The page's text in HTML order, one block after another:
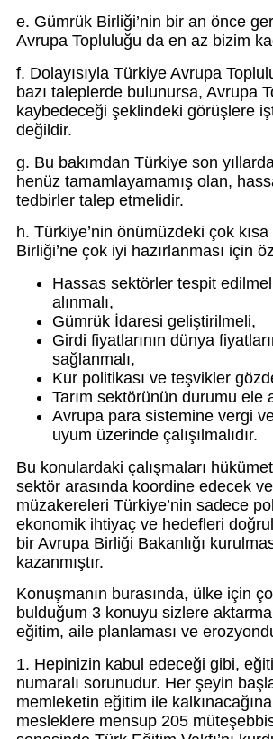
e. Gümrük Birliği’nin bir an önce
Avrupa Topluluğu da en az bizim
f. Dolayısıyla Türkiye Avrupa
bazı taleplerde bulunursa, Avrupa
kaybedeceği şeklindeki görüşlere
değildir.
g. Bu bakımdan Türkiye son
henüz tamamlayamamış olan,
tedbirler talep etmelidir.
h. Türkiye’nin önümüzdeki çok
Birliği’ne çok iyi hazırlanması için
Hassas sektörler tespit
alınmalı,
Gümrük İdaresi geliştirilmeli,
Girdi fiyatlarının dünya
sağlanmalı,
Kur politikası ve teşvikler
Tarım sektörünün durumu ele
Avrupa para sistemine vergi
uyum üzerinde çalışılmalıdır.
Bu konulardaki çalışmaları
sektör arasında koordine edecek
müzakereleri Türkiye’nin sadece
ekonomik ihtiyaç ve hedefleri
bir Avrupa Birliği Bakanlığı
kazanmıştır.
Konuşmanın burasında, ülke için
bulduğum 3 konuyu sizlere
eğitim, aile planlaması ve
1. Hepinizin kabul edeceği gibi,
numaralı sorunudur. Her şeyin
memleketin eğitim ile
mesleklere mensup 205